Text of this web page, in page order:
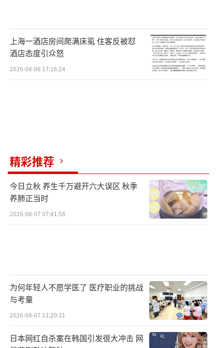
俄国防部表示，已经为乌克兰平民安全撤
离创造一切条件，并随时准备开辟人道主义走
廊。（责任编辑：周晶晶 CN032）
上海一酒店房间爬满床虱 住客反被怼
酒店态度引众怒
2026-08-06 17:16:24
精彩推荐
今日立秋 养生千万避开六大误区 秋季
养肺正当时
2026-08-07 07:41:58
为何年轻人不愿学医了 医疗职业的挑战
与考量
2026-08-07 11:20:31
日本网红自杀案在韩国引发很大冲击 网